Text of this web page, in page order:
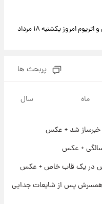
قیمت بیت‌کوین و اتریوم امروز یکشنبه ۱۸ مرداد
نهایی دکتری مشخص شد
۱۴۰۵
پربحث ها
ماه سال
شد + عکس
در یک قاب خاص + عکس
پس از شایعات جدایی